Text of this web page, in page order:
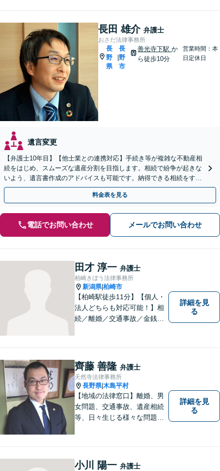
長田 雄介 弁護士
おさだ法律事務所
長
野
県
長
野
市
善光寺下駅か
ら徒歩10分
営業時間：本
日定休日
遺言変更
【弁護士10年目】【他士業との連携対応】手続き等が複雑な不動産相
続をはじめ、スムーズな遺産分割を目指します。相続で紛争が起きな
いよう、遺言書作成のアドバイスも可能です。納得できる相続をする
ため、お早めにご相談ください。【休日・夜間相談可】
料金表を見る
電話でお問い合わせ メールでお問い合わせ
田才 淳一 弁護士
柏崎きぼう法律事務所
新潟県|柏崎市
【柏崎駅徒歩11分】【個人・
法人どちらも対応可能！】相
続／離婚／交通事故／金銭ト
解決方法をわかりやすく説明
し、元の生活に戻っていただ
けるよう尽力します。【地域
の皆様のお力になりたい】
詳細を見
る
齊藤 善隆 弁護士
天然寺法律事務所
長野県|木島平村
【地域の法律窓口】離婚、男
女問題、交通事故、遺産相続
等、日々生じる様々な問題に
す。
詳細を見
る
小川 陽一 弁護士